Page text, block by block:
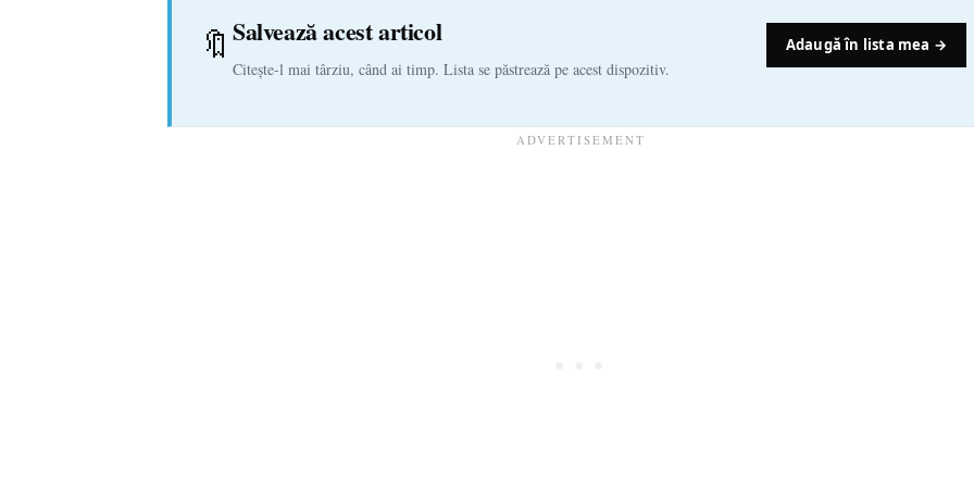
🔖 Salvează acest articol
Citește-l mai târziu, când ai timp. Lista se păstrează pe acest dispozitiv.
Adaugă în lista mea →